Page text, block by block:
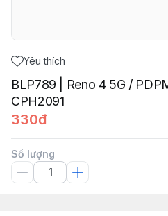
Yêu thích
BLP789 | Reno 4 5G /
CPH2091
330đ
Số lượng